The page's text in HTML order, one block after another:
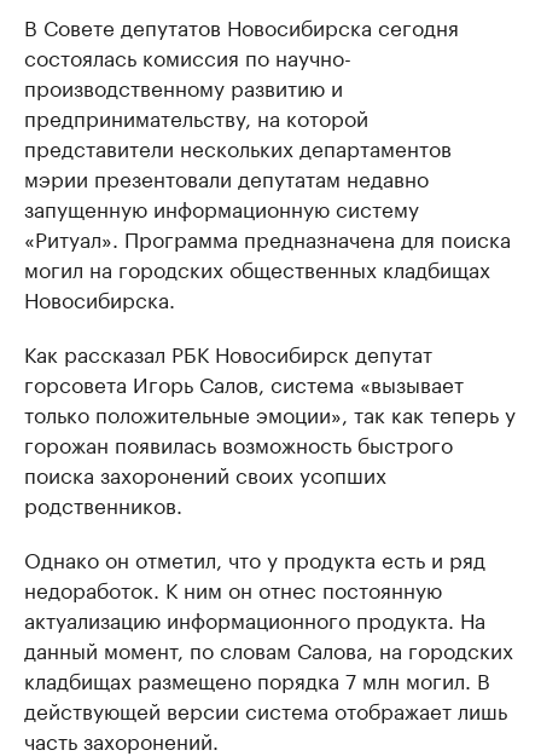
В Совете депутатов Новосибирска сегодня
состоялась комиссия по научно-
производственному развитию и
предпринимательству, на которой
представители нескольких департаментов
мэрии презентовали депутатам недавно
запущенную информационную систему
«Ритуал». Программа предназначена для поиска
могил на городских общественных кладбищах
Новосибирска.
Как рассказал РБК Новосибирск депутат
горсовета Игорь Салов, система «вызывает
только положительные эмоции», так как теперь у
горожан появилась возможность быстрого
поиска захоронений своих усопших
родственников.
Однако он отметил, что у продукта есть и ряд
недоработок. К ним он отнес постоянную
актуализацию информационного продукта. На
данный момент, по словам Салова, на городских
кладбищах размещено порядка 7 млн могил. В
действующей версии система отображает лишь
часть захоронений.